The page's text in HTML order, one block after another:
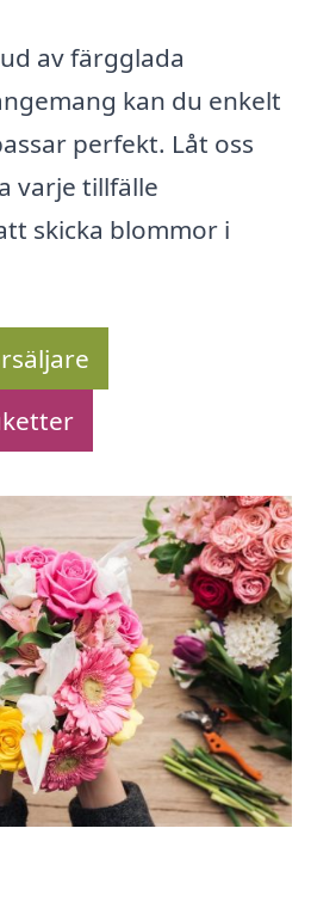
av färgglada
kan du enkelt
perfekt. Låt oss
varje tillfälle
skicka blommor i